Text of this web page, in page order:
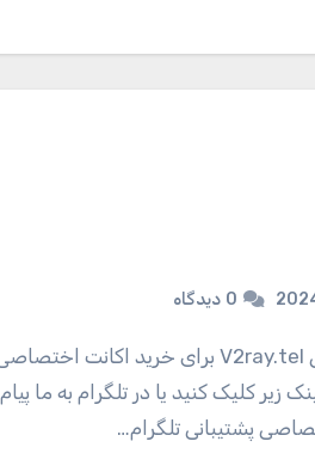
0 دیدگاه
کلیک کنید یا در تلگرام به ما پیام
پشتیبانی تلگرام…